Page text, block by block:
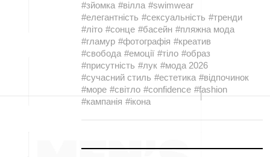
#зйомка #вілла #swimwear
#елегантність #сексуальність #тренди
#літо #сонце #басейн #пляжна мода
#гламур #фотографія #креатив
#свобода #емоції #тіло #образ
#присутність #лук #мода 2026
#сучасний стиль #естетика #відпочинок
#море #світло #confidence #fashion
#кампанія #ікона